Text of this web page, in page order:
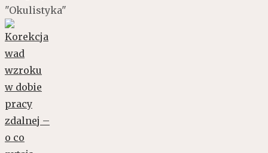
"Okulistyka"